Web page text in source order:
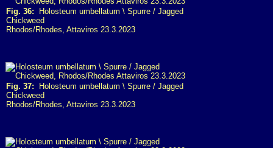
Fig. 36: Holosteum umbellatum \ Spurre / Jagged
Chickweed
Rhodos/Rhodes, Attaviros 23.3.2023
Fig. 37: Holosteum umbellatum \ Spurre / Jagged
Chickweed
Rhodos/Rhodes, Attaviros 23.3.2023